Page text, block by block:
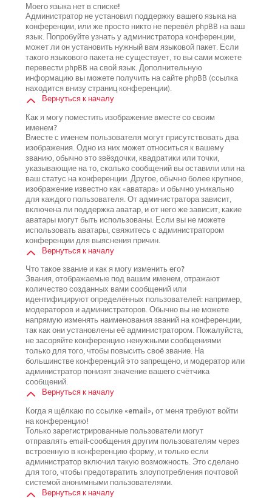
Моего языка нет в списке!
Администратор не установил поддержку вашего языка на
конференции, или же просто никто не перевёл phpBB на ваш
язык. Попробуйте узнать у администратора конференции,
может ли он установить нужный вам языковой пакет. Если
такого языкового пакета не существует, то вы сами можете
перевести phpBB на свой язык. Дополнительную
информацию вы можете получить на сайте phpBB (ссылка
находится внизу страниц конференции).
Вернуться к началу
Как я могу поместить изображение вместе со своим
именем?
Вместе с именем пользователя могут присутствовать два
изображения. Одно из них может относиться к вашему
званию, обычно это звёздочки, квадратики или точки,
указывающие на то, сколько сообщений вы оставили или на
ваш статус на конференции. Другое, обычно более крупное,
изображение известно как «аватара» и обычно уникально
для каждого пользователя. От администратора зависит,
включена ли поддержка аватар, и от него же зависит, какие
аватары могут быть использованы. Если вы не можете
использовать аватары, свяжитесь с администратором
конференции для выяснения причин.
Вернуться к началу
Что такое звание и как я могу изменить его?
Звания, отображаемые под вашим именем, отражают
количество созданных вами сообщений или
идентифицируют определённых пользователей: например,
модераторов и администраторов. Обычно вы не можете
напрямую изменять наименования званий на конференции,
так как они установлены её администратором. Пожалуйста,
не засоряйте конференцию ненужными сообщениями
только для того, чтобы повысить своё звание. На
большинстве конференций это запрещено, и модератор или
администратор понизят значение вашего счётчика
сообщений.
Вернуться к началу
Когда я щёлкаю по ссылке «email», от меня требуют войти
на конференцию!
Только зарегистрированные пользователи могут
отправлять email-сообщения другим пользователям через
встроенную в конференцию форму, и только если
администратор включил такую возможность. Это сделано
для того, чтобы предотвратить злоупотребления почтовой
системой анонимными пользователями.
Вернуться к началу